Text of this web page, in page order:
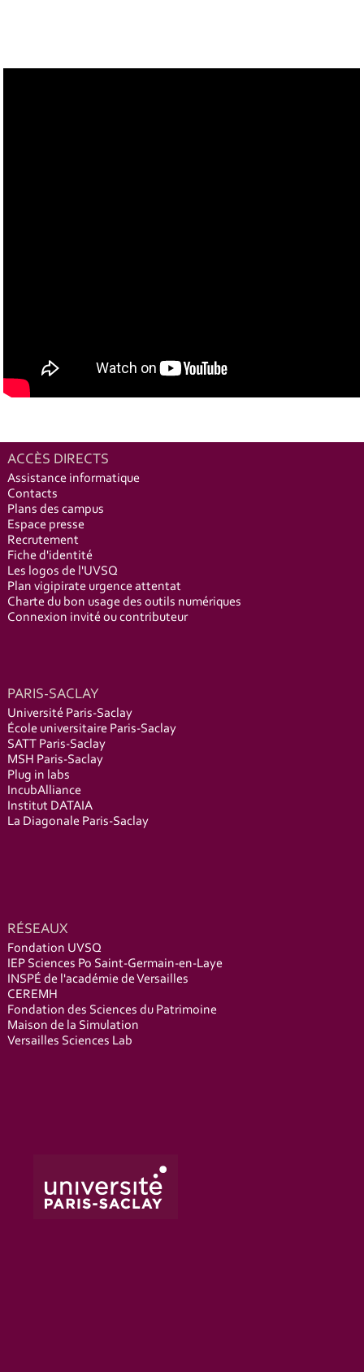
ACCÈS DIRECTS
Assistance informatique
Contacts
Plans des campus
Espace presse
Recrutement
Fiche d'identité
Les logos de l'UVSQ
Plan vigipirate urgence attentat
Charte du bon usage des outils numériques
Connexion invité ou contributeur
PARIS-SACLAY
Université Paris-Saclay
École universitaire Paris-Saclay
SATT Paris-Saclay
MSH Paris-Saclay
Plug in labs
IncubAlliance
Institut DATAIA
La Diagonale Paris-Saclay
RÉSEAUX
Fondation UVSQ
IEP Sciences Po Saint-Germain-en-Laye
INSPÉ de l'académie de Versailles
CEREMH
Fondation des Sciences du Patrimoine
Maison de la Simulation
Versailles Sciences Lab